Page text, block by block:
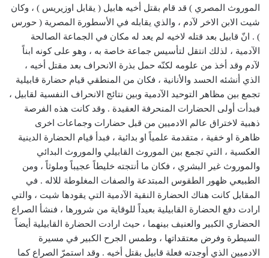
الموروث المصري ) قد قام بقتل أخيه هابيل ( يقابل اوزيريس ) ، وكان
شيت الابن الاخر لآدم ، والذي يقابله في الأسطورة المصرية ( حورس
) . انّ قابيل بعد قتله لاخيه لم يعد له مكان في الجماعة الصالحة
الآدمية ، لذلك انتقل لتأسيس جماعة خاصة به ، وهو على كونه ابناً
لآدم وقد أخذ من علومه لكنّه حمل بذرة الانحراف بعد مقتل أخيه ،
الذي أنشئه الحسد والأنانية ، فكان من المنطقي قيام حضارة قابيلية
تجمع بين مظاهر التوحيد الآدمية وبين نتائج الانحراف النفسية لقابيل ،
فبدأت أولى الحضارات المنحرفة العقيدة . وقد كانت هذه الفرصة
ذهبية لاختراق عالم الادميين من قبل حضارات وجماعات اخرى
ظاهرة او خفية ، متقدمة علمياً او بدائية ، فبدأ قيام الحضارة الدينية
العكسية ، التي تجمع بين الموروث القابيلي والموروث البدائي
والموروث غير البشري ، فكان ما أنتجته خليطاً عجيباً وملوثاً ، ومن
الطبيعي ظهور الطقوس المبتدعة والصفات المغلوطة للاله . في
المقابل كانت هناك الحضارة النقية الآدمية التي يقودها شيت ، والتي
ارادت دفع الحضارة القابيلية بعيداً للوقاية من شرورها ، فنشأ الصراع
الحضاري الكبير والعنيف بينهما ، حيث ارادت الحضارة القابيلية أيضاً
السيطرة وفرض معتقداتها ، وطمس الجرح الكبير في مسيرة
الادميين الذي أوجدته فعلة قابيل بقتل أخيه . وقد استمرّ الصراع كما